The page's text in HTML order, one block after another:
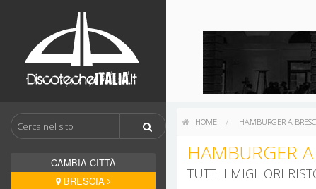
CAMBIA CITTÀ
BRESCIA
HOME HAMBURGER A
HAMBURGER
TUTTI I MIGLIORI